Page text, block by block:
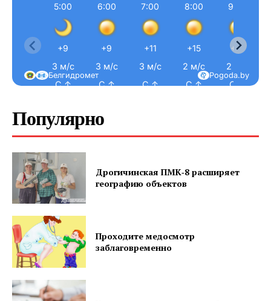
"Драгічынскі Веснік"
5:00
+9
3 м/с
С ↑
6:00
+9
3 м/с
С ↑
7:00
+11
3 м/с
С ↑
8:00
+15
2 м/с
С ↑
9:00
+17
2 м/с
С ↑
Pogoda.by
Белгидромет
Популярно
Дрогичинская ПМК‑8 расширяет
географию объектов
Проходите медосмотр
заблаговременно